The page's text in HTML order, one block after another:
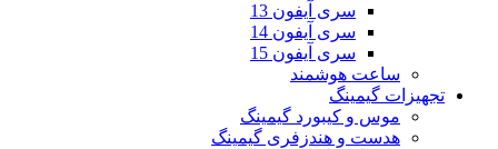
سری آیفون 13
سری آیفون 14
سری آیفون 15
ساعت هوشمند
تجهیزات گیمینگ
موس و کیبورد گیمینگ
هدست و هندزفری گیمینگ